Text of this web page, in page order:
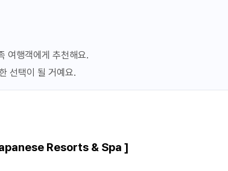
1,039,214원
세금 봉사료 포함
981,807원
여행객에게 추천해요.
선택이 될 거예요.
Resorts & Spa ]